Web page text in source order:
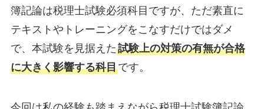
簿記論は税理士試験必須科目ですが、ただ素直に
テキストやトレーニングをこなすだけではダメ
で、本試験を見据えた試験上の対策の有無が合格
に大きく影響する科目です。